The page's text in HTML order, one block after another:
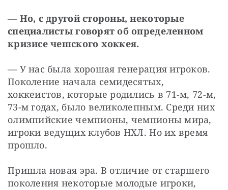
— Но, с другой стороны, некоторые
специалисты говорят об определенном
кризисе чешского хоккея.
— У нас была хорошая генерация игроков.
Поколение начала семидесятых,
хоккеистов, которые родились в 71-м, 72-м,
73-м годах, было великолепным. Среди них
олимпийские чемпионы, чемпионы мира,
игроки ведущих клубов НХЛ. Но их время
прошло.
Пришла новая эра. В отличие от старшего
поколения некоторые молодые игроки,